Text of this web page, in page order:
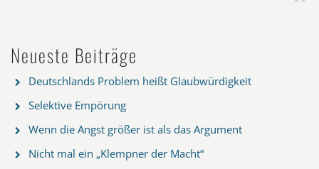
Neueste Beiträge
Deutschlands Problem heißt Glaubwürdigkeit
Selektive Empörung
Wenn die Angst größer ist als das Argument
Nicht mal ein „Klempner der Macht“